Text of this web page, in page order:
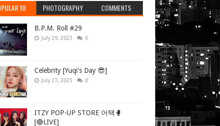
10 PHOTOGRAPHY COMMENTS
B.P.M. Roll #29
July 29, 2023 0
Celebrity [Yuqi's Day 😎]
July 27, 2023 0
ITZY POP-UP STORE 어택🥊
[🔴LIVE]